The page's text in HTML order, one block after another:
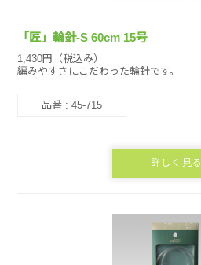
「匠」輪針-S 60cm 15号
1,430円（税込み）
編みやすさにこだわった輪針です。
品番 : 45-715
詳しく見る